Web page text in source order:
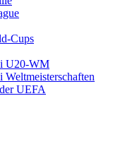
Cups
U20-WM
UEFA